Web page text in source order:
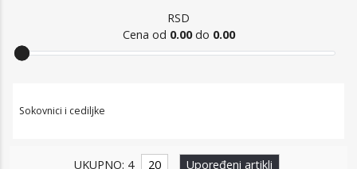
RSD
Cena od 0.00do 0.00
Sokovnici i cediljke
Sokovnici i cediljke
UKUPNO: 4 20
Upoređeni artikli